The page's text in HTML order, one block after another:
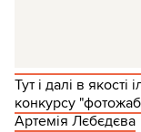
Тут і далі в якості
конкурсу
Артемія Лєбєдєва